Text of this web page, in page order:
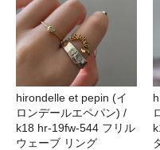
hirondelle et pepin (イ
ロンデールエペパン) /
k18 hr-19fw-544 フリル
ウェーブ リング